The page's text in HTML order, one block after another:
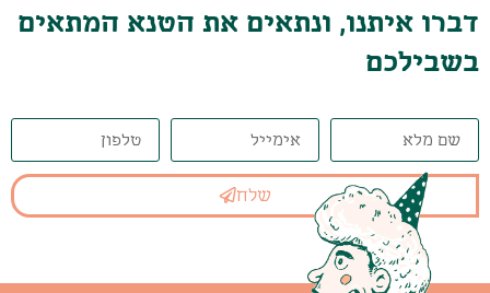
דברו איתנו, ונתאים את הטנא המתאים
בשבילכם
שלח